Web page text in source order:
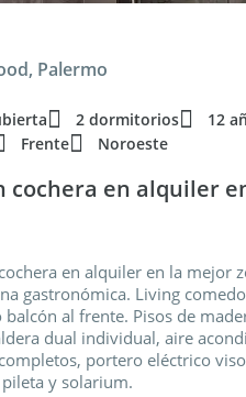
Palermo
2 dormitorios 12
Frente Noroeste
cochera en alquiler
en alquiler en la mejor
gastronómica. Living
al frente. Pisos de
dual individual, aire
portero eléctrico
y solarium.